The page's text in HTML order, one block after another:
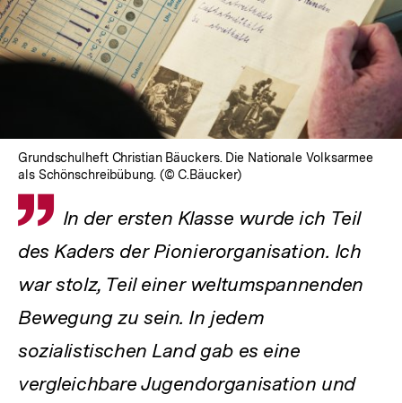
Grundschulheft Christian Bäuckers. Die Nationale Volksarmee
als Schönschreibübung. (© C.Bäucker)
Zitat
In der ersten Klasse wurde ich Teil
des Kaders der Pionierorganisation. Ich
war stolz, Teil einer weltumspannenden
Bewegung zu sein. In jedem
sozialistischen Land gab es eine
vergleichbare Jugendorganisation und